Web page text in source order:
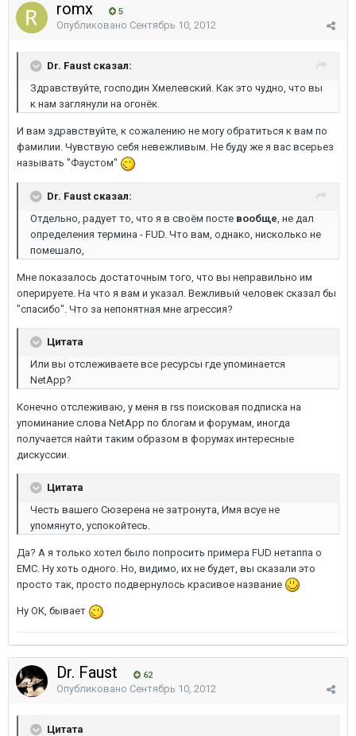
romx 5
Опубликовано Сентябрь 10, 2012
Dr. Faust сказал:
Здравствуйте, господин Хмелевский. Как это чудно, что вы
к нам заглянули на огонёк.
И вам здравствуйте, к сожалению не могу обратиться к вам по
фамилии. Чувствую себя невежливым. Не буду же я вас всерьез
называть "Фаустом"
Dr. Faust сказал:
Отдельно, радует то, что я в своём посте вообще , не дал
определения термина - FUD. Что вам, однако, нисколько не
помешало,
Мне показалось достаточным того, что вы неправильно им
оперируете. На что я вам и указал. Вежливый человек сказал бы
"спасибо". Что за непонятная мне агрессия?
Цитата
Или вы отслеживаете все ресурсы где упоминается
NetApp?
Конечно отслеживаю, у меня в rss поисковая подписка на
упоминание слова NetApp по блогам и форумам, иногда
получается найти таким образом в форумах интересные
дискуссии.
Цитата
Честь вашего Сюзерена не затронута, Имя всуе не
упомянуто, успокойтесь.
Да? А я только хотел было попросить примера FUD нетаппа о
EMC. Ну хоть одного. Но, видимо, их не будет, вы сказали это
просто так, просто подвернулось красивое название
Ну ОК, бывает
Dr. Faust 62
Опубликовано Сентябрь 10, 2012
Цитата